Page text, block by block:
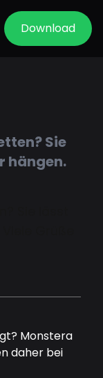
Download
Sie
hängen.
Monstera
daher bei